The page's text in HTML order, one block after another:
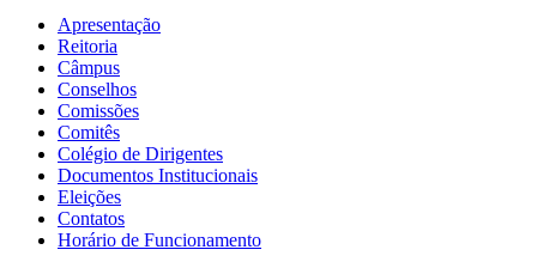
Apresentação
Reitoria
Câmpus
Conselhos
Comissões
Comitês
Colégio de Dirigentes
Documentos Institucionais
Eleições
Contatos
Horário de Funcionamento